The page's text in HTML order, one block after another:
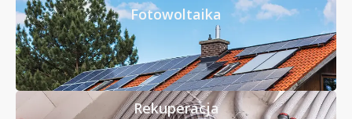
Fotowoltaika
Rekuperacja